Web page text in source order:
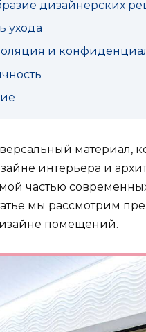
дизайнерских
ухода
и
материал,
интерьера и
частью
мы рассмотрим
помещений.